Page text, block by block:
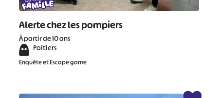
Alerte chez les pompiers
À partir de 10 ans
Poitiers
Enquête et Escape game